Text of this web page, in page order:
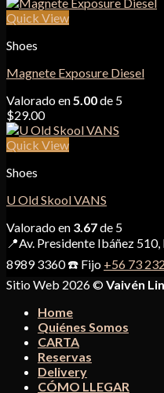
Quick View
Shoes
Magnete Exposure Diesel
Valorado en5.00de 5
$29.00
Quick View
Shoes
U Old Skool VANS
Valorado en 3.67de 5
📍Av. Presidente Ibáñez
8989 3360 ☎️ Fijo +56 73
Sitio Web 2026 ©Vaivén
Home
Quiénes Somos
CARTA
Reservas
Delivery
CÓMO LLEGAR